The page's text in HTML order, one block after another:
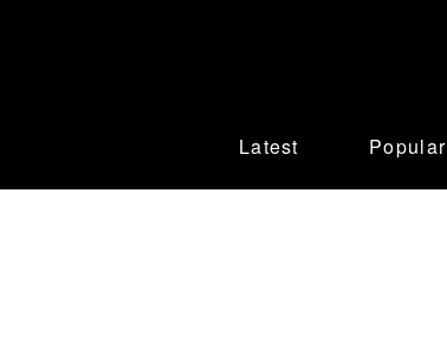
Latest Popular